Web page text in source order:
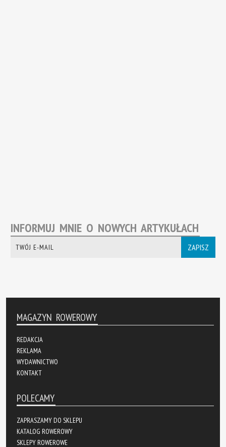
INFORMUJ MNIE O NOWYCH ARTYKUŁACH
ZAPISZ
MAGAZYN ROWEROWY
REDAKCJA
REKLAMA
WYDAWNICTWO
KONTAKT
POLECAMY
ZAPRASZAMY DO SKLEPU
KATALOG ROWEROWY
SKLEPY ROWEROWE